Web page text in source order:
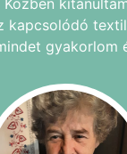
kapcsolódó
gyakorlom